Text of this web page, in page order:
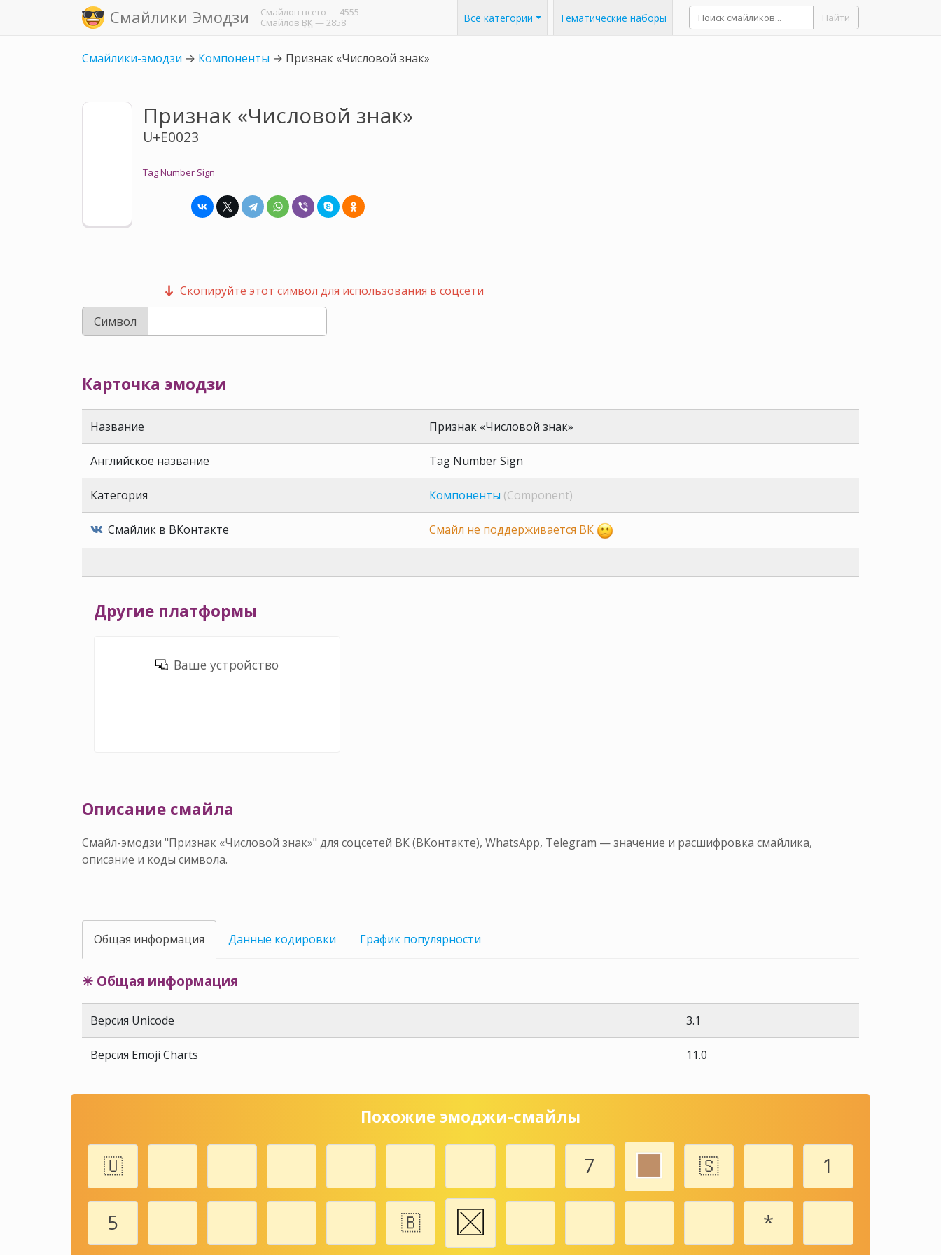
Смайлики Эмодзи Смайлов всего — 4555
Смайлов ВК — 2858 Все категории Тематические наборы Найти
Смайлики-эмодзи → Компоненты → Признак «Числовой знак»
Признак «Числовой знак»
U+E0023
Tag Number Sign
Скопируйте этот символ для использования в соцсети
Символ
Карточка эмодзи 󠀣
Название Признак «Числовой знак»
Английское название Tag Number Sign
Категория Компоненты (Component)
Смайлик в ВКонтакте Смайл не поддерживается ВК
Другие платформы
Ваше устройство
Описание смайла 󠀣
Смайл-эмодзи "Признак «Числовой знак»" для соцсетей ВК (ВКонтакте), WhatsApp, Telegram — значение и расшифровка смайлика,
описание и коды символа.
Общая информация Данные кодировки График популярности
✳ Общая информация
Версия Unicode 3.1
Версия Emoji Charts 11.0
Похожие эмоджи-смайлы
🇺 7️ 🇸 1️
5️ 🇧 *️